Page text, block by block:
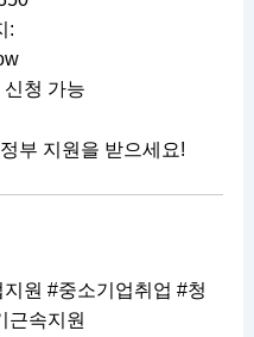
:
청 가능
부 지원을 받으세요!
원 #중소기업취업 #청
근속지원